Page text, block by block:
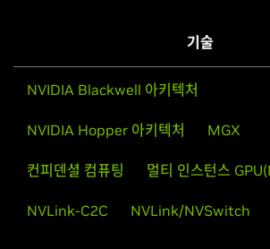
기술
NVIDIA Blackwell 아키텍처
NVIDIA Hopper 아키텍처 MGX
컨피덴셜 컴퓨팅 멀티 인스턴스
NVLink-C2C NVLink/NVSwitch